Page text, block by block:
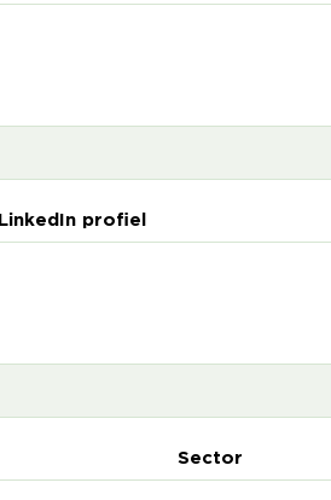
LinkedIn profiel
Sector